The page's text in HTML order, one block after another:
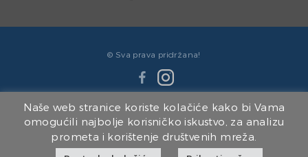
© Sva prava pridržana!
Članice Marina Punat Grupe:
Naše web stranice koriste kolačiće kako bi Vama
omogućili najbolje korisničko iskustvo, za analizu
prometa i korištenje društvenih mreža.